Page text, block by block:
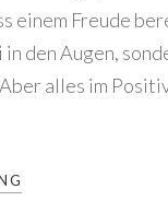
einem Freude
den Augen,
alles im